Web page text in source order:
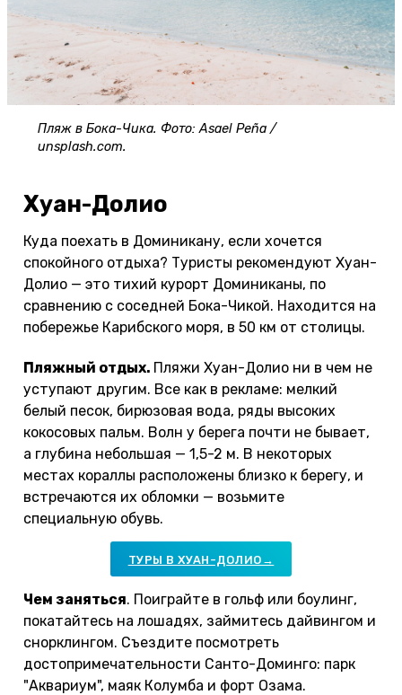
Пляж в Бока-Чика. Фото: Asael Peña /
unsplash.com.
Хуан-Долио
Куда поехать в Доминикану, если хочется
спокойного отдыха? Туристы рекомендуют Хуан-
Долио — это тихий курорт Доминиканы, по
сравнению с соседней Бока-Чикой. Находится на
побережье Карибского моря, в 50 км от столицы.
Пляжный отдых. Пляжи Хуан-Долио ни в чем не
уступают другим. Все как в рекламе: мелкий
белый песок, бирюзовая вода, ряды высоких
кокосовых пальм. Волн у берега почти не бывает,
а глубина небольшая — 1,5-2 м. В некоторых
местах кораллы расположены близко к берегу, и
встречаются их обломки — возьмите
специальную обувь.
ТУРЫ В ХУАН-ДОЛИО→
Чем заняться. Поиграйте в гольф или боулинг,
покатайтесь на лошадях, займитесь дайвингом и
снорклингом. Съездите посмотреть
достопримечательности Санто-Доминго: парк
"Аквариум", маяк Колумба и форт Озама.